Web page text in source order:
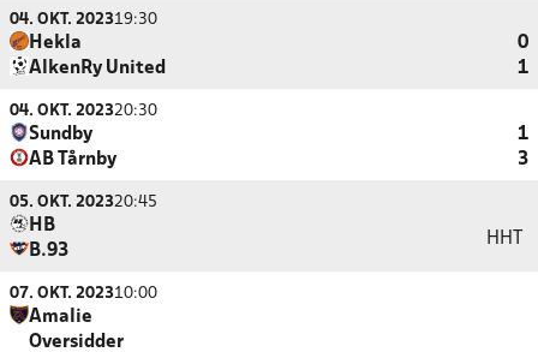
04. OKT. 202319:30
Hekla
0
AlkenRy United
1
04. OKT. 202320:30
Sundby
1
AB Tårnby
3
05. OKT. 202320:45
HB
B.93
HHT
07. OKT. 202310:00
Amalie
Oversidder